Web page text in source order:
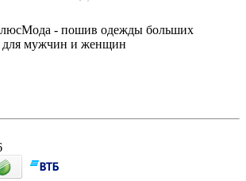
- пошив одежды больших
для мужчин и женщин